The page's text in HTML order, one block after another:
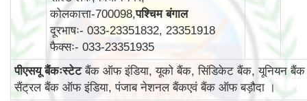
कोलकात्ता-700098,पश्चिम बंगाल
दूरभाषः- 033-23351832, 23351918
फैक्सः- 033-23351935
पीएसयू बैंकःस्टेटबैंक ऑफ इंडिया, यूको बैंक, सिंडिकेट बैंक, यूनियन बैंक
सैंट्रल बैंक ऑफ इंडिया, पंजाब नेशनल बैंकएवं बैंक ऑफ बड़ौदा ।